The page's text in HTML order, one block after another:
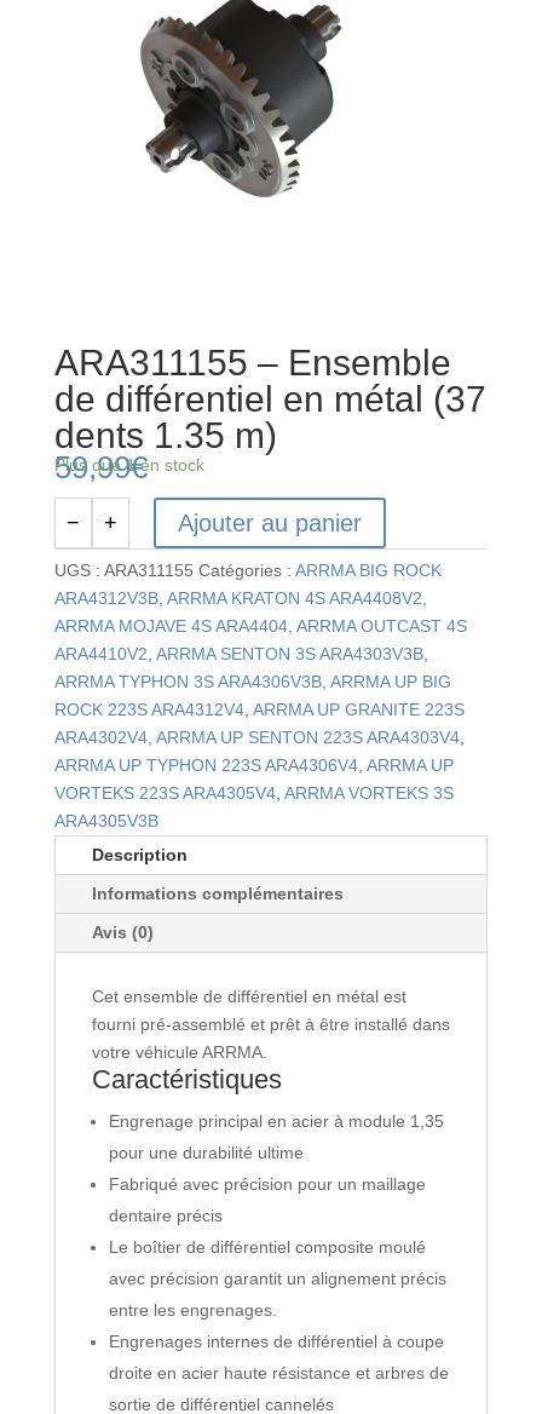
ARA311155 – Ensemble
de différentiel en métal (37
dents 1.35 m)
59,99€
Plus que 1 en stock
quantité
de
ARA311155
-
Ensemble
de
différentiel
en
métal
(37
dents
1.35
− + Ajouter au panier
UGS : ARA311155 Catégories : ARRMA BIG ROCK
ARA4312V3B, ARRMA KRATON 4S ARA4408V2
ARRMA MOJAVE 4S ARA4404, ARRMA OUTCAST 4S
ARA4410V2 ARRMA SENTON 3S ARA4303V3B,
ARRMA TYPHON 3S ARA4306V3B, ARRMA UP BIG
ROCK 223S ARA4312V4, ARRMA UP GRANITE 223S
ARA4302V4, ARRMA UP SENTON 223S ARA4303V4,
ARRMA UP TYPHON 223S ARA4306V4, ARRMA UP
VORTEKS 223S ARA4305V4, ARRMA VORTEKS 3S
ARA4305V3B
Description
Informations complémentaires
Avis (0)
Cet ensemble de différentiel en métal est
fourni pré-assemblé et prêt à être installé dans
votre véhicule ARRMA.
Caractéristiques
Engrenage principal en acier à module 1,35
pour une durabilité ultime
Fabriqué avec précision pour un maillage
dentaire précis
Le boîtier de différentiel composite moulé
avec précision garantit un alignement précis
entre les engrenages.
Engrenages internes de différentiel à coupe
droite en acier haute résistance et arbres de
sortie de différentiel cannelés